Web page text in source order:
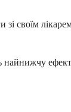
своїм
найнижчу